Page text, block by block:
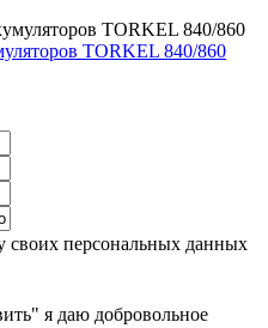
TORKEL 840/860
своих персональных данных
я даю добровольное